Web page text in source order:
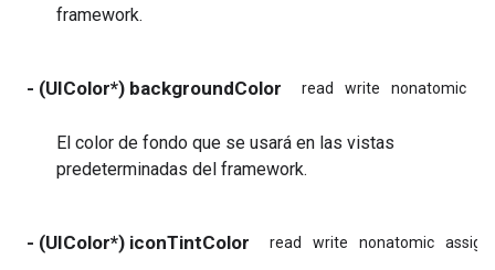
framework.
- (UIColor*) backgroundColor read write nonatomic
El color de fondo que se usará en las vistas
predeterminadas del framework.
- (UIColor*) iconTintColor read write nonatomic assign